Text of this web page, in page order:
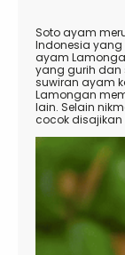
Soto ayam
Indonesia
ayam
yang gurih dan
suwiran ayam
Lamongan
lain. Selain
cocok disajikan